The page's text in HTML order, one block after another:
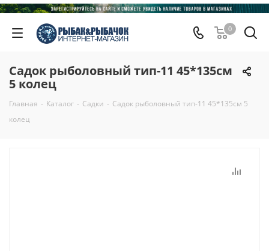
0
Садок рыболовный тип-11 45*135см
5 колец
Главная - Каталог - Садки - Садок рыболовный тип-11 45*135см 5
колец